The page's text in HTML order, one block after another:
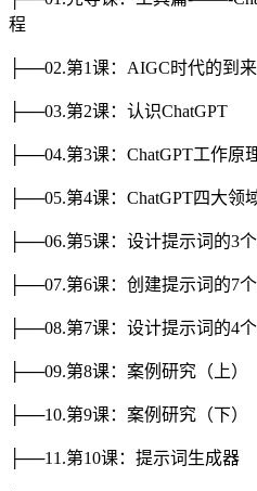
程
├──02.第1课：AIGC时代的到来
├──03.第2课：认识ChatGPT
├──04.第3课：ChatGPT工作原
├──05.第4课：ChatGPT四大领
├──06.第5课：设计提示词的3
├──07.第6课：创建提示词的7
├──08.第7课：设计提示词的4
├──09.第8课：案例研究（上）
├──10.第9课：案例研究（下）
├──11.第10课：提示词生成器